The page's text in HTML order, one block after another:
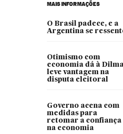
MAIS INFORMAÇÕES
O Brasil padece, e a
Argentina se
Otimismo com
economia dá à
leve vantagem na
disputa eleitoral
Governo acena com
medidas para
retomar a confiança
na economia